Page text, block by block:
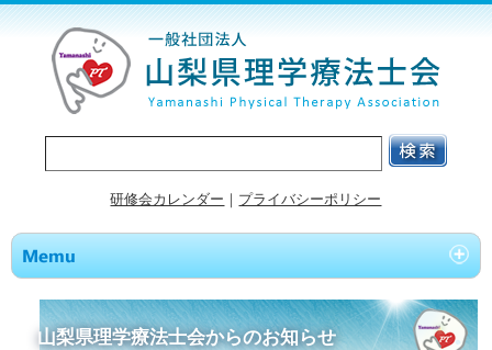
研修会カレンダー ｜ プライバシーポリシー
山梨県理学療法士会からのお知らせ